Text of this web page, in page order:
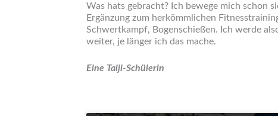
Was hats gebracht? Ich bewege mich schon
Ergänzung zum herkömmlichen
Schwertkampf, Bogenschießen. Ich werde
weiter, je länger ich das mache.
Eine Taiji-Schülerin